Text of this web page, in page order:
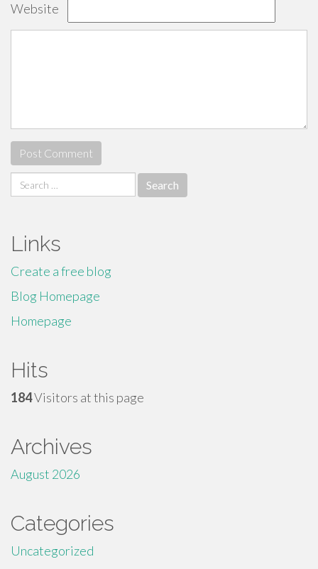
Website
Search
for:
Links
Create a free blog
Blog Homepage
Homepage
Hits
184Visitors at this page
Archives
August 2026
Categories
Uncategorized